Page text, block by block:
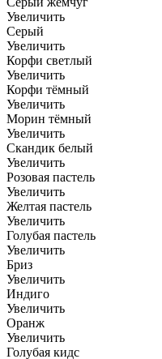
Увеличить
Серый
Увеличить
Корфи светлый
Увеличить
Корфи тёмный
Увеличить
Морин тёмный
Увеличить
Скандик белый
Увеличить
Розовая пастель
Увеличить
Желтая пастель
Увеличить
Голубая пастель
Увеличить
Бриз
Увеличить
Индиго
Увеличить
Оранж
Увеличить
Голубая кидс